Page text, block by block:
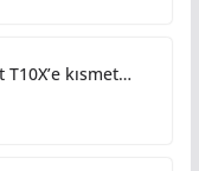
T10X’e kısmet…